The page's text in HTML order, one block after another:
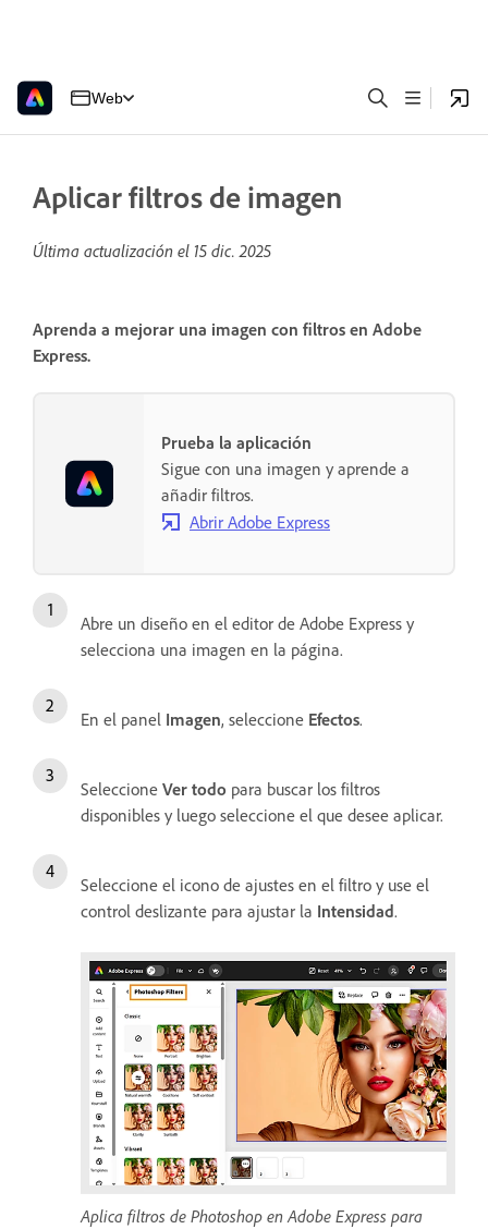
Web
Aplicar filtros de imagen
Última actualización el 15 dic. 2025
Aprenda a mejorar una imagen con filtros en Adobe
Express.
Prueba la aplicación
Sigue con una imagen y aprende a
añadir filtros.
Abrir Adobe Express
Abre un diseño en el editor de Adobe Express y
selecciona una imagen en la página.
En el panel Imagen, seleccione Efectos.
Seleccione Ver todo para buscar los filtros
disponibles y luego seleccione el que desee aplicar.
Seleccione el icono de ajustes en el filtro y use el
control deslizante para ajustar la Intensidad.
Aplica filtros de Photoshop en Adobe Express para